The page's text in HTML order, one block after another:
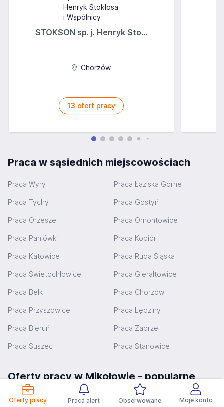
Oferty pracy Praca alert Obserwowane Moje konto
STOKSON sp. j. Henryk Sto...
Chorzów
13 ofert pracy
Praca w sąsiednich miejscowościach
Praca Wyry Praca Łaziska Górne
Praca Tychy Praca Gostyń
Praca Orzesze Praca Ornontowice
Praca Paniówki Praca Kobiór
Praca Katowice Praca Ruda Śląska
Praca Świętochłowice Praca Gierałtowice
Praca Bełk Praca Chorzów
Praca Przyszowice Praca Lędziny
Praca Bieruń Praca Zabrze
Praca Suszec Praca Stanowice
Oferty pracy w Mikołowie - popularne
zawody